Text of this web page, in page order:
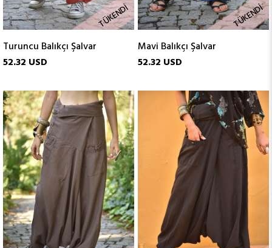
TÜKENDI
Turuncu Balıkçı Şalvar
52.32 USD
TÜKENDI
Mavi Balıkçı Şalvar
52.32 USD